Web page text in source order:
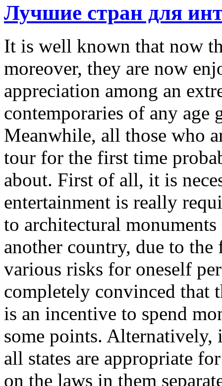
Лучшие стран для
It is well known that now
moreover, they are now
appreciation among an
contemporaries of any age
Meanwhile, all those who
tour for the first time
about. First of all, it is
entertainment is really
to architectural
another country, due to
various risks for oneself
completely convinced that
is an incentive to spend
some points.
all states are appropriate
on the laws in them